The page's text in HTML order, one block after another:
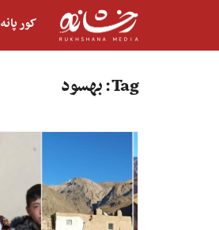
کور پانه
Tag: بهسود